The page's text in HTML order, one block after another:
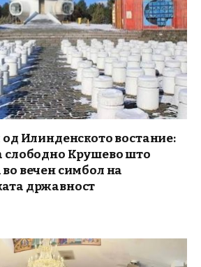
од Илинденското востание:
слободно Крушево што
вечен симбол на
државност